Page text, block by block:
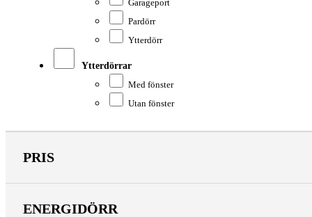
Garageport
Pardörr
Ytterdörr
Ytterdörrar
Med fönster
Utan fönster
PRIS
ENERGIDÖRR